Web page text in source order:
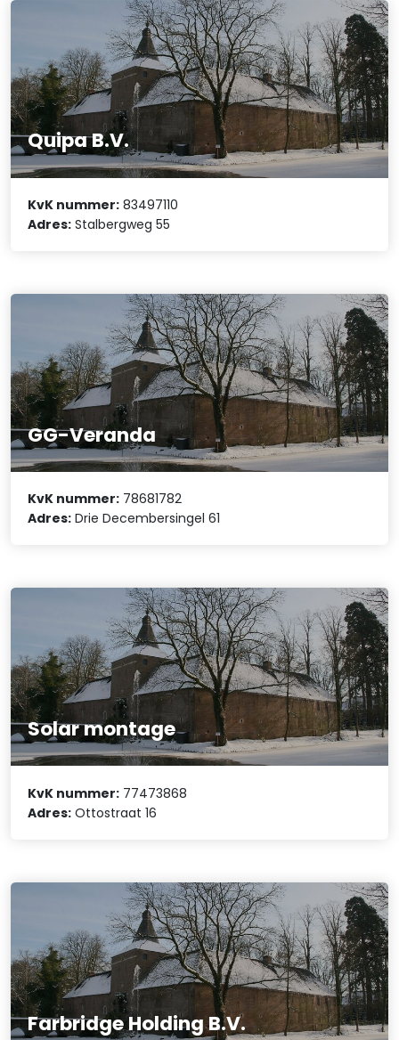
Quipa B.V.
KvK nummer: 83497110
Adres: Stalbergweg 55
GG-Veranda
KvK nummer: 78681782
Adres: Drie Decembersingel 61
Solar montage
KvK nummer: 77473868
Adres: Ottostraat 16
Farbridge Holding B.V.